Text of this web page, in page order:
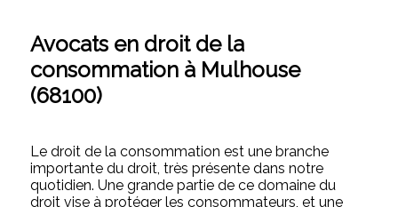
Avocats en droit de la
consommation à Mulhouse
(68100)
Le droit de la consommation est une branche
importante du droit, très présente dans notre
quotidien. Une grande partie de ce domaine du
droit vise à protéger les consommateurs, et une